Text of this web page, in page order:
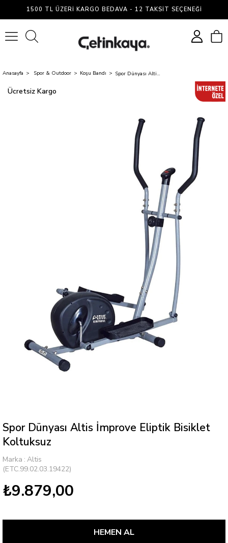
1500 TL ÜZERI KARGO BEDAVA - 12 TAKSIT SEÇENEĞI
Anasayfa Spor & Outdoor Koşu Bandı Spor Dünyası Altis İmprove Eliptik Bisiklet Koltuksuz
Ücretsiz Kargo
Spor Dünyası Altis İmprove Eliptik Bisiklet
Koltuksuz
Marka : Altis
(ETC.99.02.03.19422)
₺9.879,00